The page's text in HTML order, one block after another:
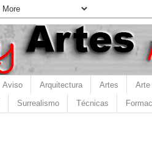
Aviso Arquitectura Artes Arte
Surrealismo Técnicas